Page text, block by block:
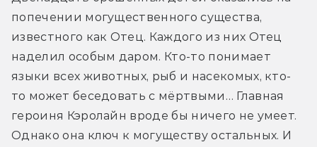
попечении могущественного существа,
известного как Отец. Каждого из них Отец
наделил особым даром. Кто-то понимает
языки всех животных, рыб и насекомых, кто-
то может беседовать с мёртвыми… Главная
героиня Кэролайн вроде бы ничего не умеет.
Однако она ключ к могуществу остальных. И